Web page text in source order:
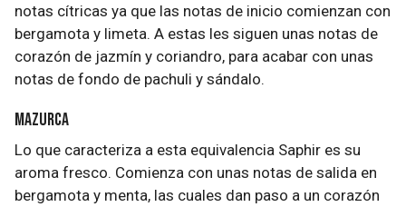
notas cítricas ya que las notas de inicio comienzan con
bergamota y limeta. A estas les siguen unas notas de
corazón de jazmín y coriandro, para acabar con unas
notas de fondo de pachuli y sándalo.
Mazurca
Lo que caracteriza a esta equivalencia Saphir es su
aroma fresco. Comienza con unas notas de salida en
bergamota y menta, las cuales dan paso a un corazón